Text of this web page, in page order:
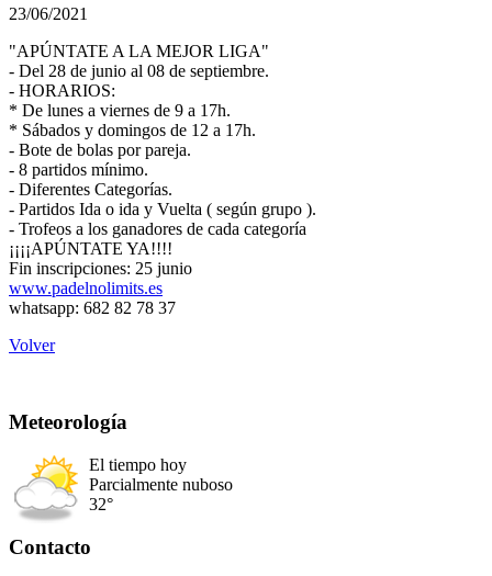
23/06/2021
"APÚNTATE A LA MEJOR LIGA"
- Del 28 de junio al 08 de septiembre.
- HORARIOS:
* De lunes a viernes de 9 a 17h.
* Sábados y domingos de 12 a 17h.
- Bote de bolas por pareja.
- 8 partidos mínimo.
- Diferentes Categorías.
- Partidos Ida o ida y Vuelta ( según grupo ).
- Trofeos a los ganadores de cada categoría
¡¡¡¡APÚNTATE YA!!!!
Fin inscripciones: 25 junio
www.padelnolimits.es
whatsapp: 682 82 78 37
Volver
Meteorología
El tiempo hoy
Parcialmente nuboso
32°
Contacto